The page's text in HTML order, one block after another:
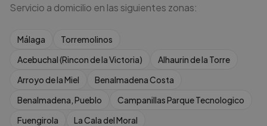
Servicio a domicilio en las siguientes zonas:
Málaga
Torremolinos
Acebuchal (Rincon de la Victoria)
Alhaurin de la Torre
Arroyo de la Miel
Benalmadena Costa
Benalmadena, Pueblo
Campanillas Parque Tecnologico
Fuengirola
La Cala del Moral